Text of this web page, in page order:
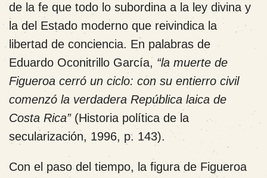
de la fe que todo lo subordina a la ley divina y
la del Estado moderno que reivindica la
libertad de conciencia. En palabras de
Eduardo Oconitrillo García, “la muerte de
Figueroa cerró un ciclo: con su entierro civil
comenzó la verdadera República laica de
Costa Rica”(Historia política de la
secularización, 1996, p. 143).
Con el paso del tiempo, la figura de Figueroa